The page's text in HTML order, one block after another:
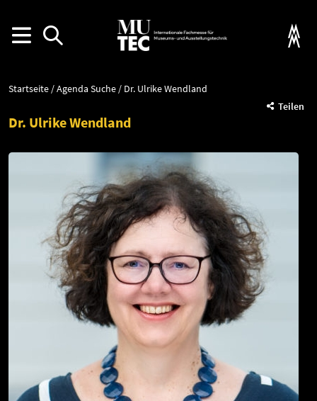
Startseite Agenda Suche
Dr. Ulrike Wendland
Teilen
Dr. Ulrike Wendland